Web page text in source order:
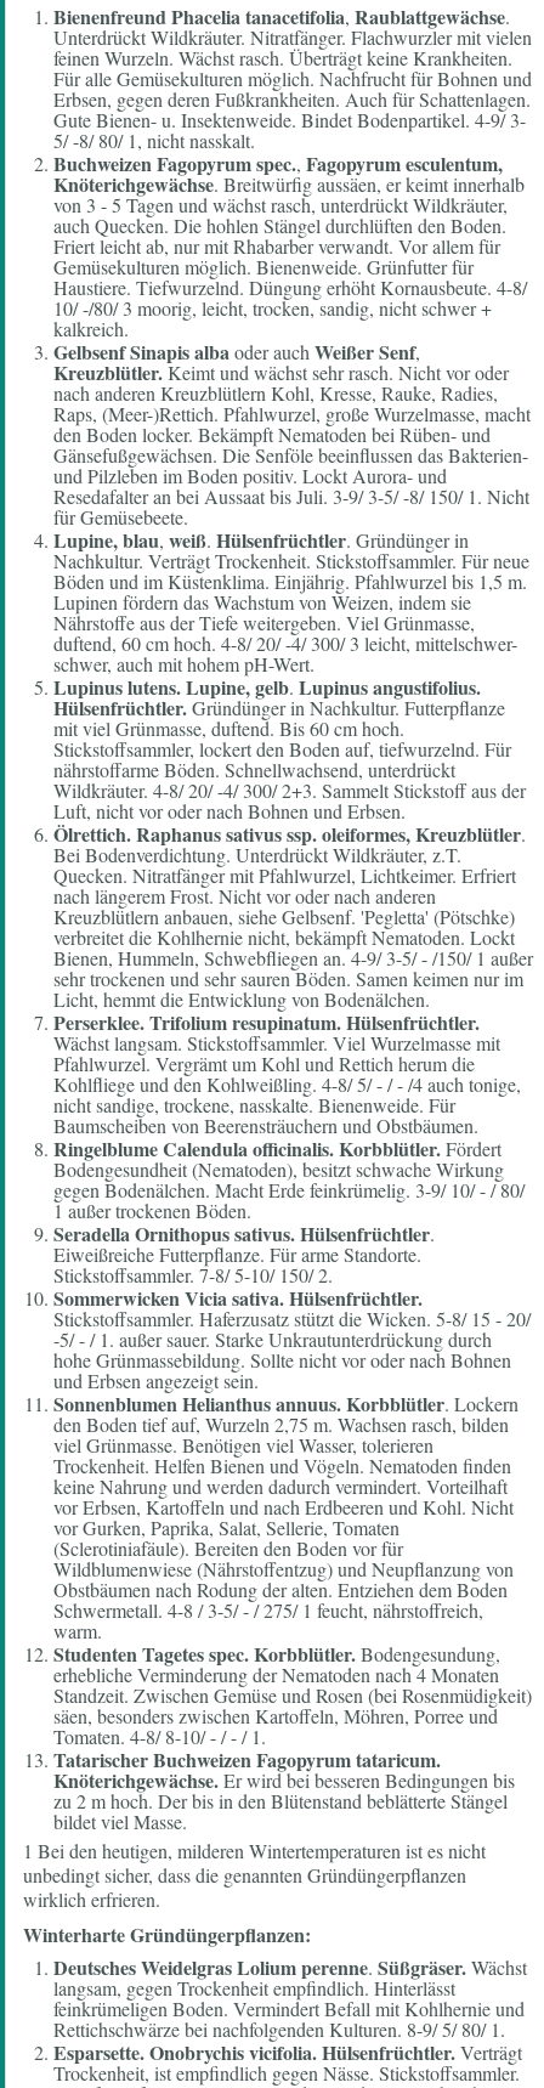
BienenfreundPhacelia tanacetifolia, Raublattgewächse.
Unterdrückt Wildkräuter. Nitratfänger. Flachwurzler mit vielen
feinen Wurzeln. Wächst rasch. Überträgt keine Krankheiten.
Für alle Gemüsekulturen möglich. Nachfrucht für Bohnen und
Erbsen, gegen deren Fußkrankheiten. Auch für Schattenlagen.
Gute Bienen- u. Insektenweide. Bindet Bodenpartikel. 4-9/ 3-
5/ -8/ 80/ 1, nicht nasskalt.
Buchweizen Fagopyrum spec., Fagopyrum esculentum,
Knöterichgewächse. Breitwürfig aussäen, er keimt innerhalb
von 3 - 5 Tagen und wächst rasch, unterdrückt Wildkräuter,
auch Quecken. Die hohlen Stängel durchlüften den Boden.
Friert leicht ab, nur mit Rhabarber verwandt. Vor allem für
Gemüsekulturen möglich. Bienenweide. Grünfutter für
Haustiere. Tiefwurzelnd. Düngung erhöht Kornausbeute. 4-8/
10/ -/80/ 3 moorig, leicht, trocken, sandig, nicht schwer +
kalkreich.
Gelbsenf Sinapis albaoder auch Weißer Senf,
Kreuzblütler.Keimt und wächst sehr rasch. Nicht vor oder
nach anderen Kreuzblütlern Kohl, Kresse, Rauke, Radies,
Raps, (Meer-)Rettich. Pfahlwurzel, große Wurzelmasse, macht
den Boden locker. Bekämpft Nematoden bei Rüben- und
Gänsefußgewächsen. Die Senföle beeinflussen das Bakterien-
und Pilzleben im Boden positiv. Lockt Aurora- und
Resedafalter an bei Aussaat bis Juli. 3-9/ 3-5/ -8/ 150/ 1. Nicht
für Gemüsebeete.
Lupine, blau, weiß. Hülsenfrüchtler. Gründünger in
Nachkultur. Verträgt Trockenheit. Stickstoffsammler. Für neue
Böden und im Küstenklima. Einjährig. Pfahlwurzel bis 1,5 m.
Lupinen fördern das Wachstum von Weizen, indem sie
Nährstoffe aus der Tiefe weitergeben. Viel Grünmasse,
duftend, 60 cm hoch. 4-8/ 20/ -4/ 300/ 3 leicht, mittelschwer-
schwer, auch mit hohem pH-Wert.
Lupinus lutens. Lupine, gelb. Lupinus angustifolius.
Hülsenfrüchtler.Gründünger in Nachkultur. Futterpflanze
mit viel Grünmasse, duftend. Bis 60 cm hoch.
Stickstoffsammler, lockert den Boden auf, tiefwurzelnd. Für
nährstoffarme Böden. Schnellwachsend, unterdrückt
Wildkräuter. 4-8/ 20/ -4/ 300/ 2+3. Sammelt Stickstoff aus der
Luft, nicht vor oder nach Bohnen und Erbsen.
Ölrettich.Raphanus sativus ssp. oleiformes,Kreuzblütler.
Bei Bodenverdichtung. Unterdrückt Wildkräuter, z.T.
Quecken. Nitratfänger mit Pfahlwurzel, Lichtkeimer. Erfriert
nach längerem Frost. Nicht vor oder nach anderen
Kreuzblütlern anbauen, siehe Gelbsenf. 'Pegletta' (Pötschke)
verbreitet die Kohlhernie nicht, bekämpft Nematoden. Lockt
Bienen, Hummeln, Schwebfliegen an. 4-9/ 3-5/ - /150/ 1 außer
sehr trockenen und sehr sauren Böden. Samen keimen nur im
Licht, hemmt die Entwicklung von Bodenälchen.
Perserklee.Trifolium resupinatum. Hülsenfrüchtler.
Wächst langsam. Stickstoffsammler. Viel Wurzelmasse mit
Pfahlwurzel. Vergrämt um Kohl und Rettich herum die
Kohlfliege und den Kohlweißling. 4-8/ 5/ - / - /4 auch tonige,
nicht sandige, trockene, nasskalte. Bienenweide. Für
Baumscheiben von Beerensträuchern und Obstbäumen.
Ringelblume Calendula officinalis.Korbblütler.Fördert
Bodengesundheit (Nematoden), besitzt schwache Wirkung
gegen Bodenälchen. Macht Erde feinkrümelig. 3-9/ 10/ - / 80/
1 außer trockenen Böden.
Seradella Ornithopus sativus. Hülsenfrüchtler.
Eiweißreiche Futterpflanze. Für arme Standorte.
Stickstoffsammler. 7-8/ 5-10/ 150/ 2.
Sommerwicken Vicia sativa.Hülsenfrüchtler.
Stickstoffsammler. Haferzusatz stützt die Wicken. 5-8/ 15 - 20/
-5/ - / 1. außer sauer. Starke Unkrautunterdrückung durch
hohe Grünmassebildung. Sollte nicht vor oder nach Bohnen
und Erbsen angezeigt sein.
Sonnenblumen Helianthus annuus.Korbblütler. Lockern
den Boden tief auf, Wurzeln 2,75 m. Wachsen rasch, bilden
viel Grünmasse. Benötigen viel Wasser, tolerieren
Trockenheit. Helfen Bienen und Vögeln. Nematoden finden
keine Nahrung und werden dadurch vermindert. Vorteilhaft
vor Erbsen, Kartoffeln und nach Erdbeeren und Kohl. Nicht
vor Gurken, Paprika, Salat, Sellerie, Tomaten
(Sclerotiniafäule). Bereiten den Boden vor für
Wildblumenwiese (Nährstoffentzug) und Neupflanzung von
Obstbäumen nach Rodung der alten. Entziehen dem Boden
Schwermetall. 4-8 / 3-5/ - / 275/ 1 feucht, nährstoffreich,
warm.
Studenten Tagetes spec.Korbblütler.Bodengesundung,
erhebliche Verminderung der Nematoden nach 4 Monaten
Standzeit. Zwischen Gemüse und Rosen (bei Rosenmüdigkeit)
säen, besonders zwischen Kartoffeln, Möhren, Porree und
Tomaten. 4-8/ 8-10/ - / - / 1.
Tatarischer Buchweizen Fagopyrum tataricum.
Knöterichgewächse.Er wird bei besseren Bedingungen bis
zu 2 m hoch. Der bis in den Blütenstand beblätterte Stängel
bildet viel Masse.
1 Bei den heutigen, milderen Wintertemperaturen ist es nicht
unbedingt sicher, dass die genannten Gründüngerpflanzen
wirklich erfrieren.
Winterharte Gründüngerpflanzen:
DeutschesWeidelgras Lolium perenne. Süßgräser.Wächst
langsam, gegen Trockenheit empfindlich. Hinterlässt
feinkrümeligen Boden. Vermindert Befall mit Kohlhernie und
Rettichschwärze bei nachfolgenden Kulturen. 8-9/ 5/ 80/ 1.
Esparsette.Onobrychis vicifolia.Hülsenfrüchtler.Verträgt
Trockenheit, ist empfindlich gegen Nässe. Stickstoffsammler.